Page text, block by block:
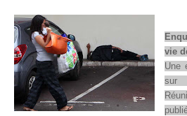
vie
Une
sur